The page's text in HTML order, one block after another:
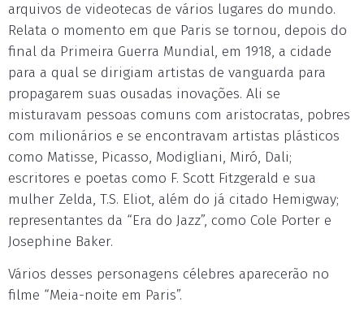
arquivos de videotecas de vários lugares do mundo.
Relata o momento em que Paris se tornou, depois do
final da Primeira Guerra Mundial, em 1918, a cidade
para a qual se dirigiam artistas de vanguarda para
propagarem suas ousadas inovações. Ali se
misturavam pessoas comuns com aristocratas, pobres
com milionários e se encontravam artistas plásticos
como Matisse, Picasso, Modigliani, Miró, Dali;
escritores e poetas como F. Scott Fitzgerald e sua
mulher Zelda, T.S. Eliot, além do já citado Hemigway;
representantes da “Era do Jazz”, como Cole Porter e
Josephine Baker.
Vários desses personagens célebres aparecerão no
filme “Meia-noite em Paris”.